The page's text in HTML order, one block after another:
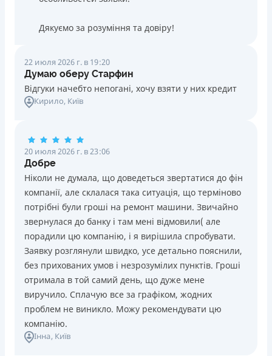
Дякуємо за розуміння та довіру!
22 июля 2026 г. в 19:20
Думаю оберу Старфин
Відгуки начебто непогані, хочу взяти у них кредит
Кирило, Київ
20 июля 2026 г. в 23:06
Добре
Ніколи не думала, що доведеться звертатися до фін
компанії, але склалася така ситуація, що терміново
потрібні були гроші на ремонт машини. Звичайно
звернулася до банку і там мені відмовили( але
порадили цю компанію, і я вирішила спробувати.
Заявку розглянули швидко, усе детально пояснили,
без прихованих умов і незрозумілих пунктів. Гроші
отримала в той самий день, що дуже мене
виручило. Сплачую все за графіком, жодних
проблем не виникло. Можу рекомендувати цю
компанію.
Інна, Київ